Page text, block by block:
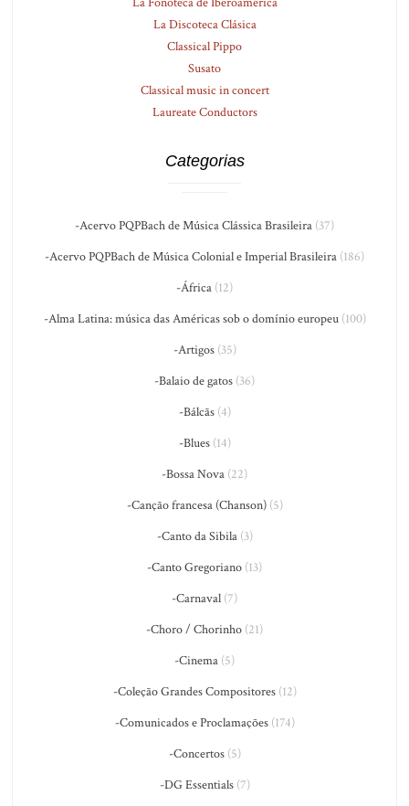
La Discoteca Clásica
Classical Pippo
Susato
Classical music in concert
Laureate Conductors
Categorias
-Acervo PQPBach de Música Clássica Brasileira (37)
-Acervo PQPBach de Música Colonial e Imperial Brasileira (186)
-África (12)
-Alma Latina: música das Américas sob o domínio europeu(100)
-Artigos(35)
-Balaio de gatos (36)
-Bálcãs(4)
-Blues(14)
-Bossa Nova (22)
-Canção francesa (Chanson)(5)
-Canto da Sibila(3)
-Canto Gregoriano (13)
-Carnaval (7)
-Choro / Chorinho (21)
-Cinema (5)
-Coleção Grandes Compositores(12)
-Comunicados e Proclamações(174)
-Concertos(5)
-DG Essentials(7)